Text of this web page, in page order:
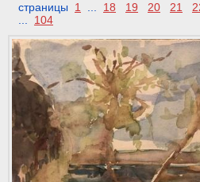
страницы 1 ... 18 19 20 21
... 104